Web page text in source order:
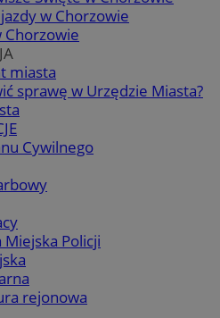
jazdy w Chorzowie
Chorzowie
miasta
sprawę w Urzędzie Miasta?
Cywilnego
Policji
rejonowa